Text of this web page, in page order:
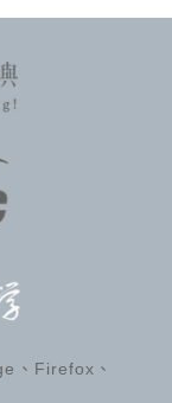
、Firefox、